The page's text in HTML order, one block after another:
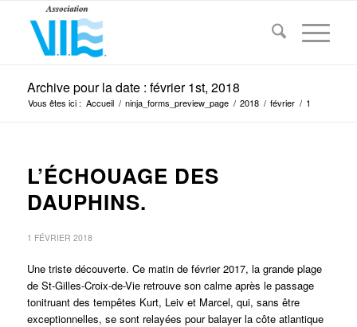
Archive pour la date : février 1st, 2018
Vous êtes ici : Accueil / ninja_forms_preview_page / 2018 / février / 1
L’ÉCHOUAGE DES
DAUPHINS.
1 FÉVRIER 2018
Une triste découverte. Ce matin de février 2017, la grande plage
de St-Gilles-Croix-de-Vie retrouve son calme après le passage
tonitruant des tempêtes Kurt, Leiv et Marcel, qui, sans être
exceptionnelles, se sont relayées pour balayer la côte atlantique